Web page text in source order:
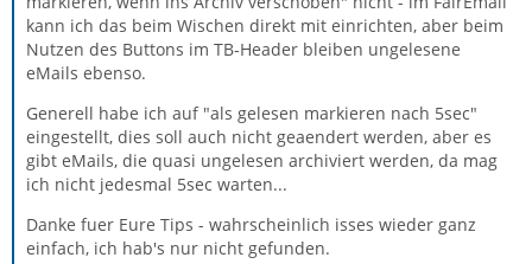
kann ich das beim Wischen direkt mit einrichten, aber beim
Nutzen des Buttons im TB-Header bleiben ungelesene
eMails ebenso.
Generell habe ich auf "als gelesen markieren nach 5sec"
eingestellt, dies soll auch nicht geaendert werden, aber es
gibt eMails, die quasi ungelesen archiviert werden, da mag
ich nicht jedesmal 5sec warten...
Danke fuer Eure Tips - wahrscheinlich isses wieder ganz
einfach, ich hab's nur nicht gefunden.